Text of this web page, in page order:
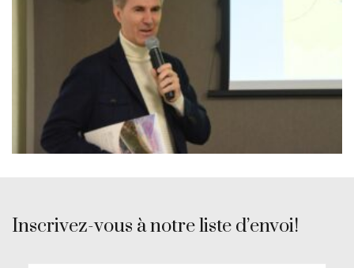
Inscrivez-vous à notre liste d’envoi!